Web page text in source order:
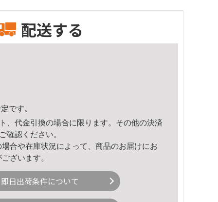
配送する
です。
、代金引換の場合に限ります。その他の決済
確認ください。
合や在庫状況によって、商品のお届けにお
ざいます。
即日出荷条件について